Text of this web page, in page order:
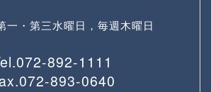
一・第三水曜日，毎週木曜日
892-1111
893-0640